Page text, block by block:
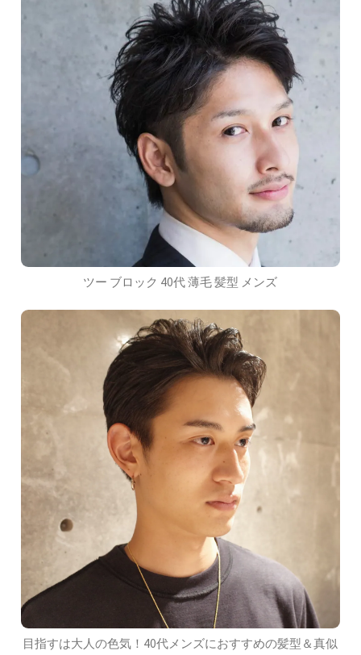
ツー ブロック 40代 薄毛 髪型 メンズ
目指すは大人の色気！40代メンズにおすすめの髪型＆真似